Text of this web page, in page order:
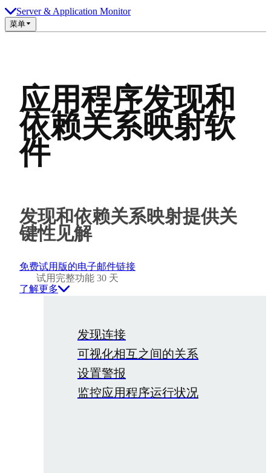
Server & Application Monitor
菜单
应用程序发现和
依赖关系映射软
件
发现和依赖关系映射提供关
键性见解
免费试用版的电子邮件链接
试用完整功能 30 天
了解更多
发现连接
可视化相互之间的关系
设置警报
监控应用程序运行状况